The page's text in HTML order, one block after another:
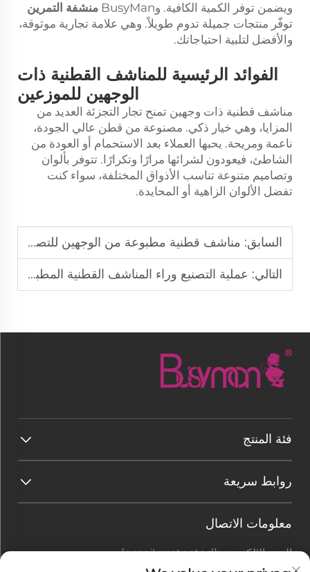
ويضمن توفر الكمية الكافية. وBusyMan
منشفة التمرين
توفّر منتجات جميلة تدوم طويلاً. وهي علامة تجارية موثوقة،
والأفضل لتلبية احتياجاتك.
الفوائد الرئيسية للمناشف القطنية ذات
الوجهين للموزعين
مناشف قطنية ذات وجهين تمنح تجار التجزئة العديد من
المزايا، وهي خيار ذكي. مصنوعة من قطن عالي الجودة،
ناعمة ومريحة. يحبها العملاء بعد الاستحمام أو العودة من
الشاطئ، فيعودون لشرائها مرارًا وتكرارًا. تتوفر بألوان
وتصاميم متنوعة تناسب الأذواق المختلفة، سواء كنت
تفضل الألوان الزاهية أو المحايدة.
السابق: مناشف قطنية مطبوعة من الوجهين للتصدير، مخصصة لأسواق الجملة
التالي: عملية التصنيع وراء المناشف القطنية المطبوعة من الجهتين
فئة المنتج
روابط سريعة
معلومات الاتصال
البريد الإلكتروني:[email protected]